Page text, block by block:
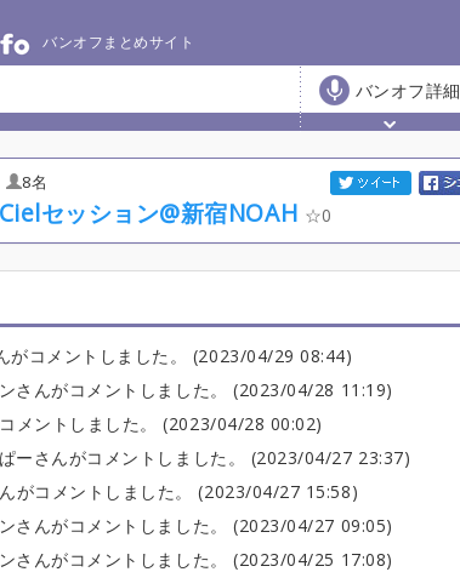
バンオフまとめサイト
バンオフ詳細
8名
セッション@新宿NOAH 0
がコメントしました。 (2023/04/29 08:44)
さんがコメントしました。 (2023/04/28 11:19)
メントしました。 (2023/04/28 00:02)
ーさんがコメントしました。 (2023/04/27 23:37)
がコメントしました。 (2023/04/27 15:58)
さんがコメントしました。 (2023/04/27 09:05)
さんがコメントしました。 (2023/04/25 17:08)